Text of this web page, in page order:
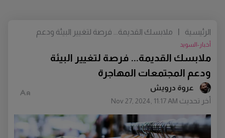
عروة درويش
أخر تحديث Nov 27, 2024, 11:17 AM
ملابسك القديمة... فرصة لتغيير البيئة
ودعم المجتمعات المهاجرة
أخبار-السويد
الرئيسية |
ملابسك القديمة... فرصة لتغيير البيئة ودعم